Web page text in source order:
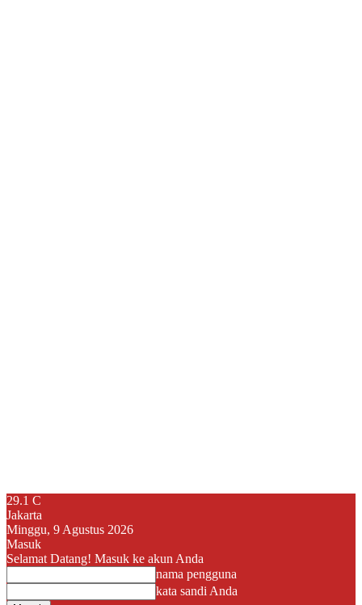
29.1 C
Jakarta
Minggu, 9 Agustus 2026
Masuk
Selamat Datang! Masuk ke akun Anda
nama pengguna
kata sandi Anda